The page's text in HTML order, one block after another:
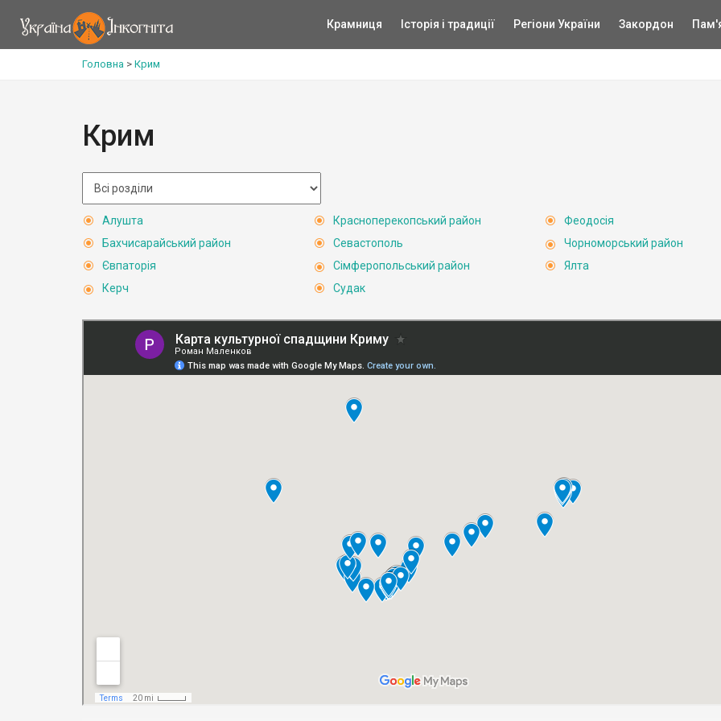
Крамниця Історія і традиції Регіони України Закордон
Головна > Крим
Крим
Алушта
Бахчисарайський район
Євпаторія
Керч
Красноперекопський район
Севастополь
Сімферопольський район
Судак
Феодосія
Чорноморський район
Ялта